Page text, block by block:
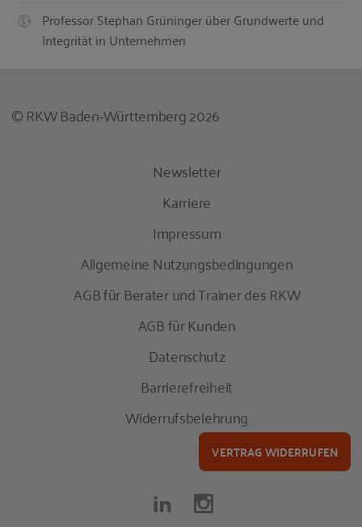
Professor Stephan Grüninger über Grundwerte und
Integrität in Unternehmen
© RKW Baden-Württemberg 2026
Newsletter
Karriere
Impressum
Allgemeine Nutzungsbedingungen
AGB für Berater und Trainer des RKW
AGB für Kunden
Datenschutz
Barrierefreiheit
Widerrufsbelehrung
VERTRAG WIDERRUFEN